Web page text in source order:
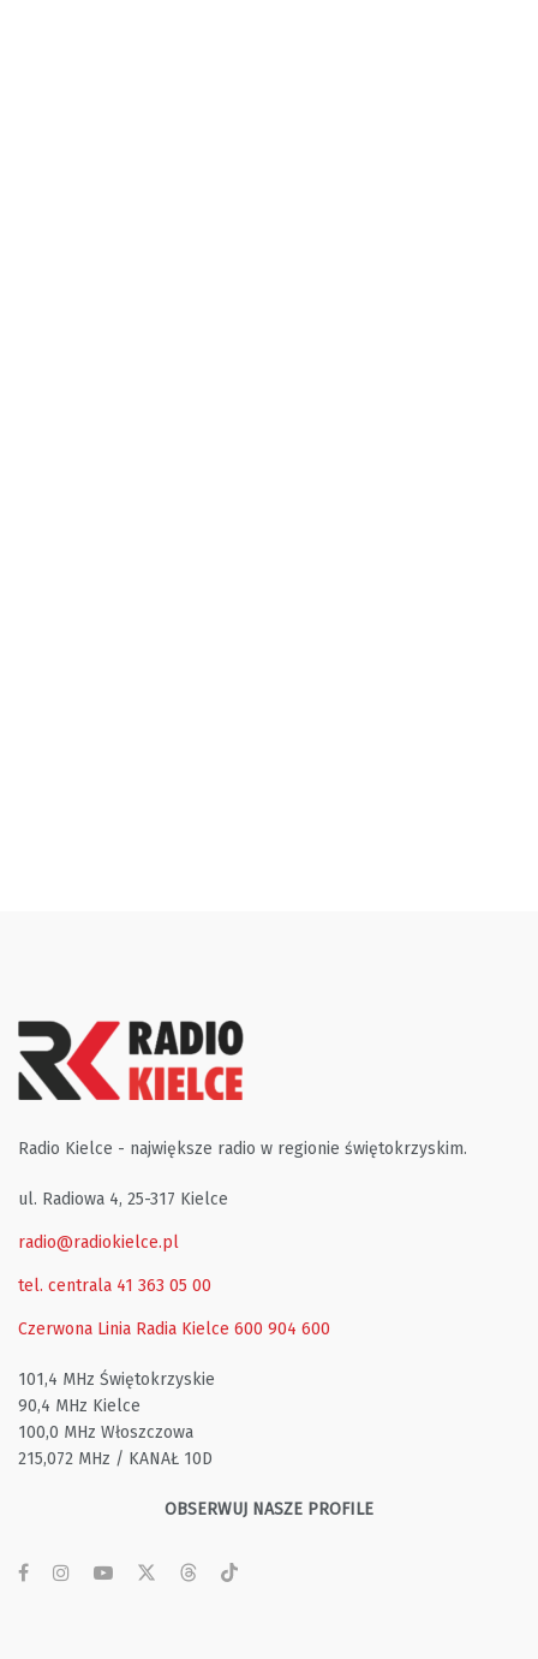
Radio Kielce - największe radio w regionie świętokrzyskim.
ul. Radiowa 4, 25-317 Kielce
radio@radiokielce.pl
tel. centrala 41 363 05 00
Czerwona Linia Radia Kielce 600 904 600
101,4 MHz Świętokrzyskie
90,4 MHz Kielce
100,0 MHz Włoszczowa
215,072 MHz / KANAŁ 10D
OBSERWUJ NASZE PROFILE